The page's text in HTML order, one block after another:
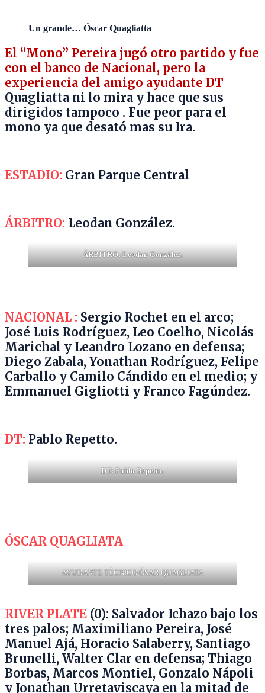
Un grande… Óscar Quagliatta
El “Mono” Pereira jugó otro partido y fue
con el banco de Nacional, pero la
experiencia del amigo ayudante DT
Quagliatta ni lo mira y hace que sus
dirigidos tampoco . Fue peor para el
mono ya que desató mas su Ira.
ESTADIO: Gran Parque Central
ÁRBITRO: Leodan González.
ÁRBITRO: Leodan González.
NACIONAL : Sergio Rochet en el arco;
José Luis Rodríguez, Leo Coelho, Nicolás
Marichal y Leandro Lozano en defensa;
Diego Zabala, Yonathan Rodríguez, Felipe
Carballo y Camilo Cándido en el medio; y
Emmanuel Gigliotti y Franco Fagúndez.
DT: Pablo Repetto.
DT: Pablo Repetto.
ÓSCAR QUAGLIATA
AYUDANTE TÉCNICO ÓSAR QUAGLIATA
RIVER PLATE (0): Salvador Ichazo bajo los
tres palos; Maximiliano Pereira, José
Manuel Ajá, Horacio Salaberry, Santiago
Brunelli, Walter Clar en defensa; Thiago
Borbas, Marcos Montiel, Gonzalo Nápoli
y Jonathan Urretaviscaya en la mitad de